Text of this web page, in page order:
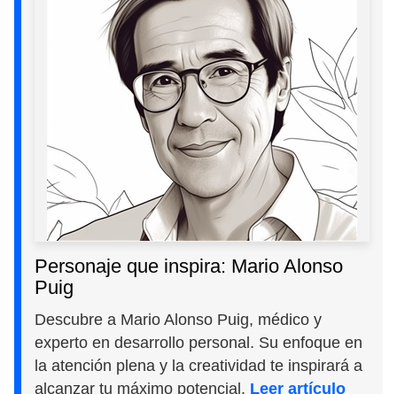
Personaje que inspira: Mario Alonso
Puig
Descubre a Mario Alonso Puig, médico y
experto en desarrollo personal. Su enfoque en
la atención plena y la creatividad te inspirará a
alcanzar tu máximo potencial. Leer artículo